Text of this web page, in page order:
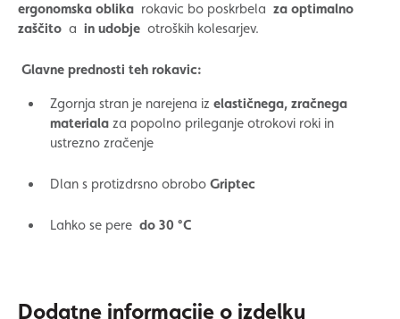
ergonomska oblika rokavic bo poskrbela za optimalno
zaščito a in udobje otroških kolesarjev.
Glavne prednosti teh rokavic:
Zgornja stran je narejena iz elastičnega, zračnega
materiala za popolno prileganje otrokovi roki in
ustrezno zračenje
Dlan s protizdrsno obrobo Griptec
Lahko se pere do 30 °C
Dodatne informacije o izdelku